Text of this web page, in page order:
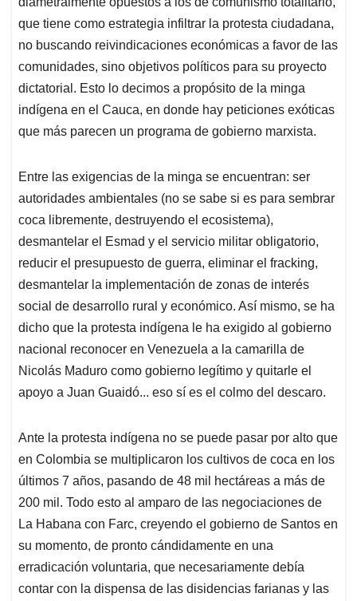
A
p
p
o
o
k
d
I
n
d
s
que tiene como estrategia infiltrar la protesta ciudadana,
no buscando reivindicaciones económicas a favor de las
comunidades, sino objetivos políticos para su proyecto
dictatorial. Esto lo decimos a propósito de la minga
indígena en el Cauca, en donde hay peticiones exóticas
que más parecen un programa de gobierno marxista.
Entre las exigencias de la minga se encuentran: ser
autoridades ambientales (no se sabe si es para sembrar
coca libremente, destruyendo el ecosistema),
desmantelar el Esmad y el servicio militar obligatorio,
reducir el presupuesto de guerra, eliminar el fracking,
desmantelar la implementación de zonas de interés
social de desarrollo rural y económico. Así mismo, se ha
dicho que la protesta indígena le ha exigido al gobierno
nacional reconocer en Venezuela a la camarilla de
Nicolás Maduro como gobierno legítimo y quitarle el
apoyo a Juan Guaidó... eso sí es el colmo del descaro.
Ante la protesta indígena no se puede pasar por alto que
en Colombia se multiplicaron los cultivos de coca en los
últimos 7 años, pasando de 48 mil hectáreas a más de
200 mil. Todo esto al amparo de las negociaciones de
La Habana con Farc, creyendo el gobierno de Santos en
su momento, de pronto cándidamente en una
erradicación voluntaria, que necesariamente debía
contar con la dispensa de las disidencias farianas y las